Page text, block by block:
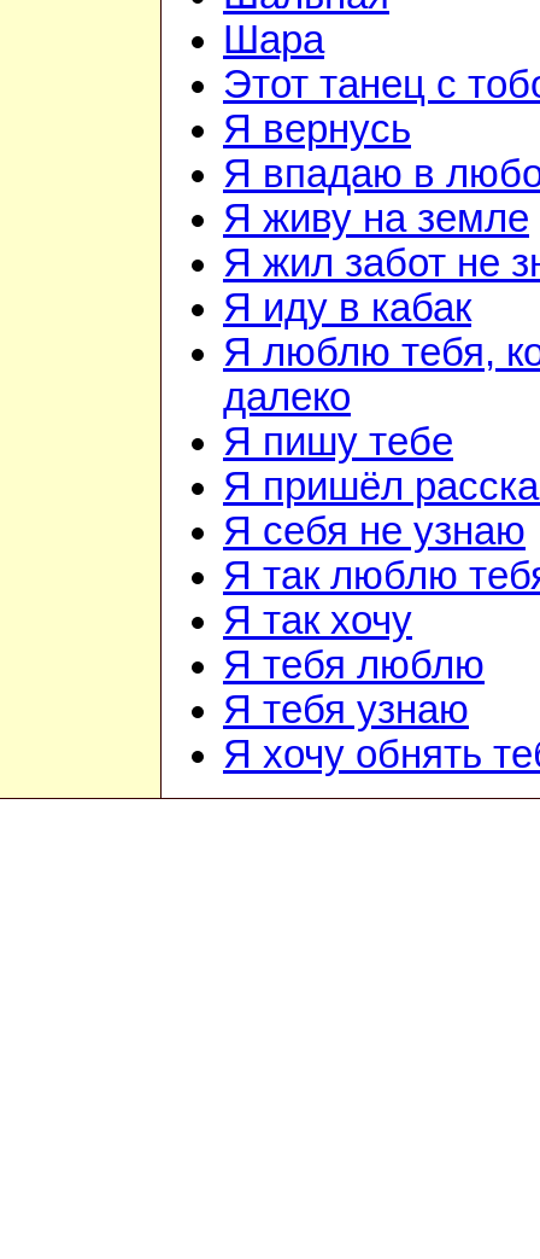
Шара
Этот танец с
Я вернусь
Я впадаю в
Я живу на земле
Я жил забот не
Я иду в кабак
Я люблю тебя,
далеко
Я пишу тебе
Я пришёл
Я себя не узнаю
Я так люблю
Я так хочу
Я тебя люблю
Я тебя узнаю
Я хочу обнять